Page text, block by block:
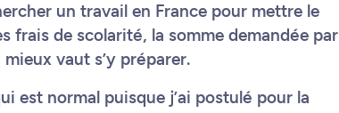
un travail en France pour mettre le
frais de scolarité, la somme demandée par
vaut s’y préparer.
est normal puisque j’ai postulé pour la